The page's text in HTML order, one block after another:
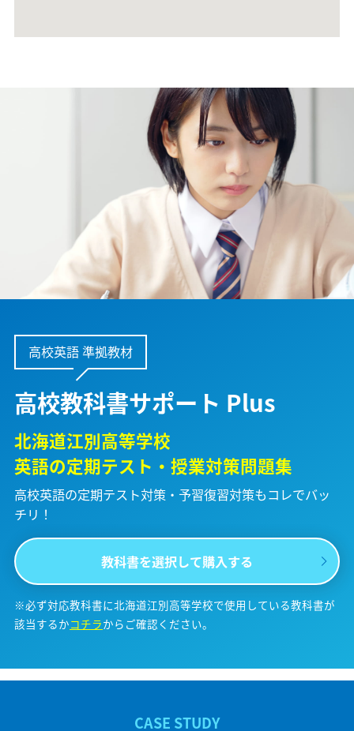
高校英語 準拠教材
高校教科書サポート Plus
北海道江別高等学校
英語の定期テスト・授業対策問題集
高校英語の定期テスト対策・予習復習対策もコレでバッ
チリ！
教科書を選択して購入する
※必ず対応教科書に北海道江別高等学校で使用している教科書が
該当するかコチラからご確認ください。